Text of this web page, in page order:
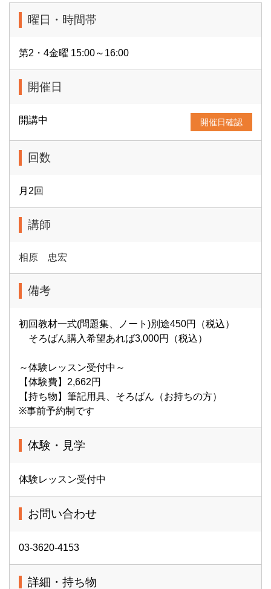
曜日・時間帯
第2・4金曜 15:00～16:00
開催日
開講中 開催日確認
回数
月2回
講師
相原 忠宏
備考
初回教材一式(問題集、ノート)別途450円（税込）
そろばん購入希望あれば3,000円（税込）
～体験レッスン受付中～
【体験費】2,662円
【持ち物】筆記用具、そろばん（お持ちの方）
※事前予約制です
体験・見学
体験レッスン受付中
お問い合わせ
03-3620-4153
詳細・持ち物